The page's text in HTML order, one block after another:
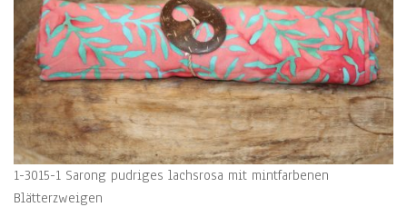
1-3015-1 Sarong pudriges lachsrosa mit mintfarbenen
Blätterzweigen